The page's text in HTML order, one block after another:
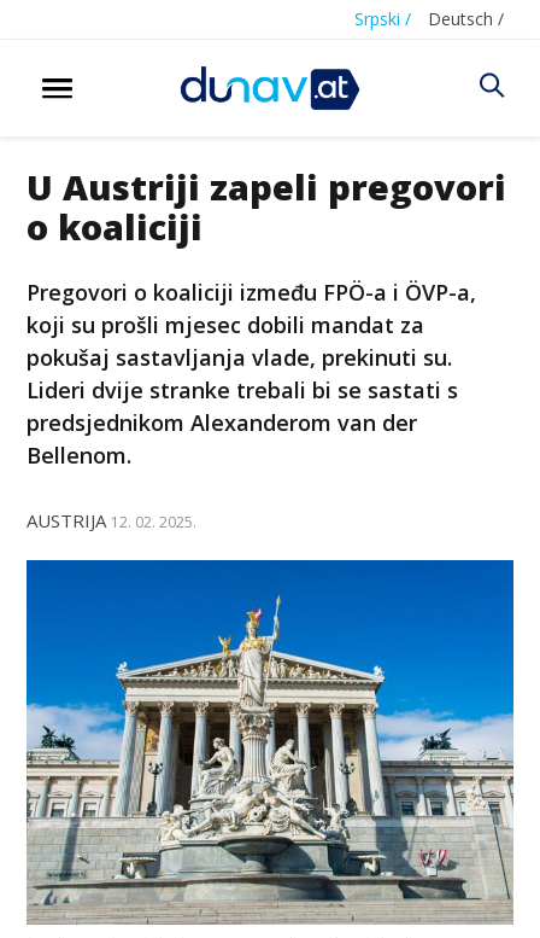
Srpski / Deutsch /
U Austriji zapeli pregovori
o koaliciji
Pregovori o koaliciji između FPÖ-a i ÖVP-a,
koji su prošli mjesec dobili mandat za
pokušaj sastavljanja vlade, prekinuti su.
Lideri dvije stranke trebali bi se sastati s
predsjednikom Alexanderom van der
Bellenom.
AUSTRIJA 12. 02. 2025.